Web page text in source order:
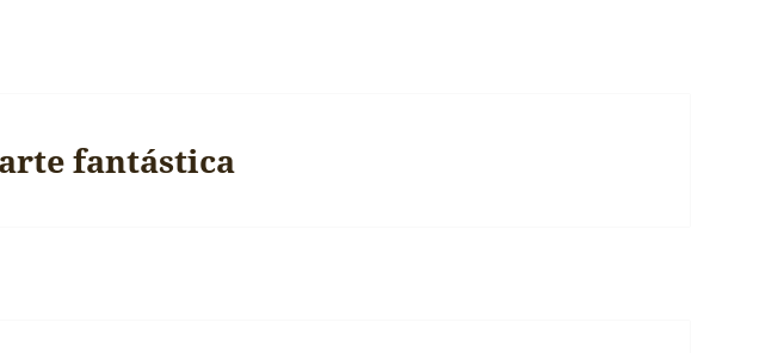
arte fantástica